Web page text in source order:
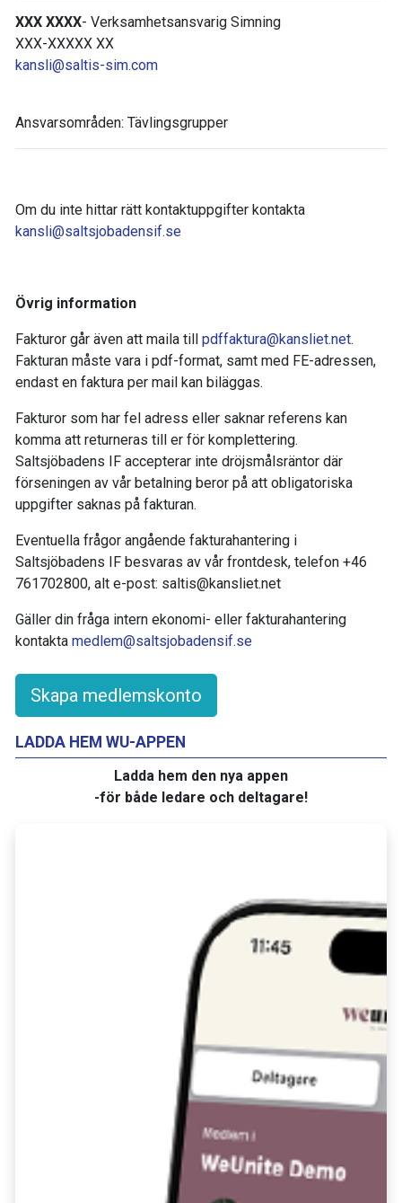
Skapa medlemskonto
LADDA HEM WU-APPEN
Ladda hem den nya appen
-för både ledare och deltagare!
XXX XXXX- Verksamhetsansvarig Simning
XXX-XXXXX XX
kansli@saltis-sim.com
Ansvarsområden: Tävlingsgrupper
Om du inte hittar rätt kontaktuppgifter kontakta
kansli@saltsjobadensif.se
Övrig information
Fakturor går även att maila till pdffaktura@kansliet.net.
Fakturan måste vara i pdf-format, samt med FE-adressen,
endast en faktura per mail kan biläggas.
Fakturor som har fel adress eller saknar referens kan
komma att returneras till er för komplettering.
Saltsjöbadens IF accepterar inte dröjsmålsräntor där
förseningen av vår betalning beror på att obligatoriska
uppgifter saknas på fakturan.
Eventuella frågor angående fakturahantering i
Saltsjöbadens IF besvaras av vår frontdesk, telefon +46
761702800, alt e-post: saltis@kansliet.net
Gäller din fråga intern ekonomi- eller fakturahantering
kontakta medlem@saltsjobadensif.se